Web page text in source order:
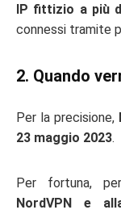
IP fittizio a più
connessi tramite
2. Quando
Per la precisione,
23 maggio 2023.
Per fortuna,
NordVPN e